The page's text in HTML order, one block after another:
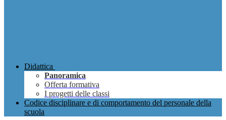
Didattica
Panoramica
Offerta formativa
I progetti delle classi
Codice disciplinare e di comportamento del personale della
scuola